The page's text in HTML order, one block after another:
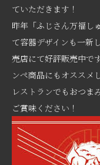
ていただきます！
昨年「ふじさん万福し
て容器デザインも一新
売店にて好評販売中で
ンペ商品にもオススメ
レストランでもおつま
ご賞味ください！